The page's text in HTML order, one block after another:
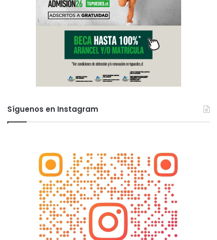
Síguenos en Instagram